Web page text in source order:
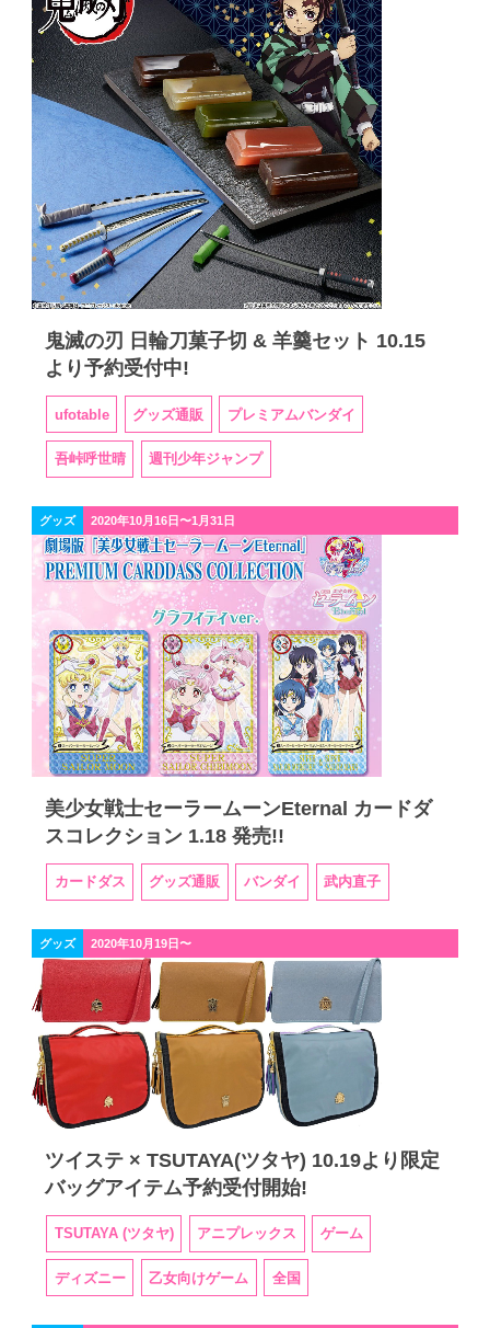
鬼滅の刃 日輪刀菓子切 & 羊羹セット 10.15
より予約受付中!
ufotable グッズ通販 プレミアムバンダイ
吾峠呼世晴 週刊少年ジャンプ
グッズ 2020年10月16日〜1月31日
美少女戦士セーラームーンEternal カードダ
スコレクション 1.18 発売!!
カードダス グッズ通販 バンダイ 武内直子
グッズ 2020年10月19日〜
ツイステ × TSUTAYA(ツタヤ) 10.19より限定
バッグアイテム予約受付開始!
TSUTAYA (ツタヤ) アニプレックス ゲーム
ディズニー 乙女向けゲーム 全国